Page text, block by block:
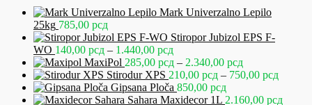
varijanti.
Opcije
mogu
biti
izabrane
na
stranici
proizvoda.
Mark Univerzalno Lepilo
25kg 785,00 рсд
Stiropor Jubizol EPS F-
WO 140,00 рсд – 1.440,00 рсдRaspon
cena:
od
140,00 рсд
do
MaxiPol 285,00 рсд – 2.340,00 рсдRaspon
cena:
285,00 рсд
Stirodur XPS 210,00 рсд – 750,00 рсдRaspon
od
Gipsana Ploča 850,00 рсд
Sahara Maxidecor 1L 2.160,00 рсд